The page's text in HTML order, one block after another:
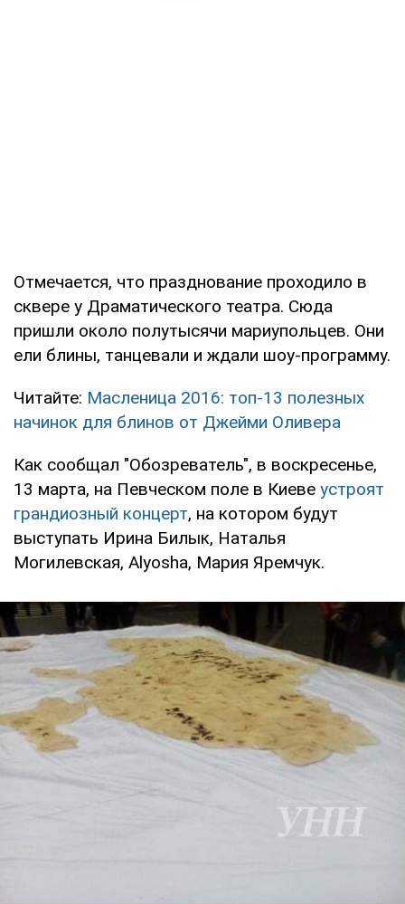
Отмечается, что празднование проходило в
сквере у Драматического театра. Сюда
пришли около полутысячи мариупольцев. Они
ели блины, танцевали и ждали шоу-программу.
Читайте: Масленица 2016: топ-13 полезных
начинок для блинов от Джейми Оливера
Как сообщал "Обозреватель", в воскресенье,
13 марта, на Певческом поле в Киеве устроят
грандиозный концерт, на котором будут
выступать Ирина Билык, Наталья
Могилевская, Alyosha, Мария Яремчук.